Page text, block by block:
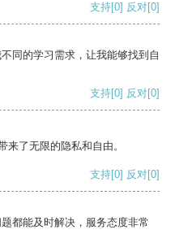
支持[0] 反对[0]
同的学习需求，让我能够找到自
支持[0] 反对[0]
了无限的隐私和自由。
支持[0] 反对[0]
都能及时解决，服务态度非常